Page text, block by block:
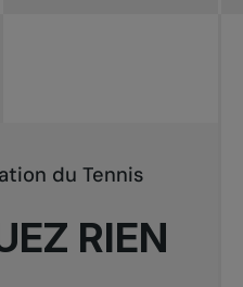
RIEN
du Tennis